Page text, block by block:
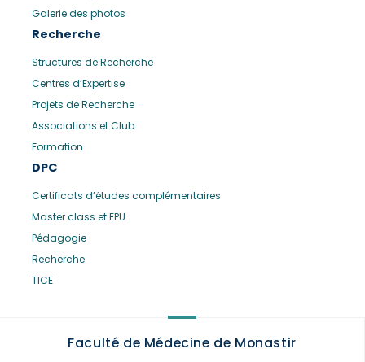
Galerie des photos
Recherche
Structures de Recherche
Centres d’Expertise
Projets de Recherche
Associations et Club
Formation
DPC
Certificats d’études complémentaires
Master class et EPU
Pédagogie
Recherche
TICE
Faculté de Médecine de Monastir